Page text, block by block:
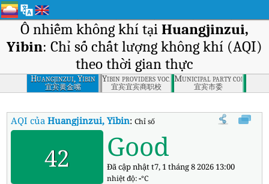
Ô nhiễm không khí tại Huangjinzui,
Yibin: Chỉ số chất lượng không khí (AQI)
theo thời gian thực
Huangjinzui, Yibin
宜宾黄金嘴
Yibin providers vocational school, Yibin
宜宾宜宾商职校
Municipal party
宜宾市委
AQI củaHuangjinzui, Yibin:Chỉ số chất lượng không khí (AQI)
42 Good
Đã cập nhật t7, 1 tháng 8 2026 13:00
nhiệt độ:-°C